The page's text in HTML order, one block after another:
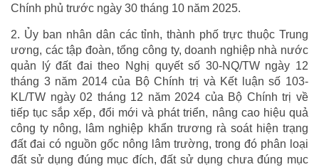
Chính phủ trước ngày 30 tháng 10 năm 2025.
2. Ủy ban nhân dân các tỉnh, thành phố trực thuộc Trung
ương, các tập đoàn, tổng công ty, doanh nghiệp nhà nước
quản lý đất đai theo Nghị quyết số 30-NQ/TW ngày 12
tháng 3 năm 2014 của Bộ Chính trị và Kết luận số 103-
KL/TW ngày 02 tháng 12 năm 2024 của Bộ Chính trị về
tiếp tục sắp xếp, đổi mới và phát triển, nâng cao hiệu quả
công ty nông, lâm nghiệp khẩn trương rà soát hiện trạng
đất đai có nguồn gốc nông lâm trường, trong đó phân loại
đất sử dụng đúng mục đích, đất sử dụng chưa đúng mục